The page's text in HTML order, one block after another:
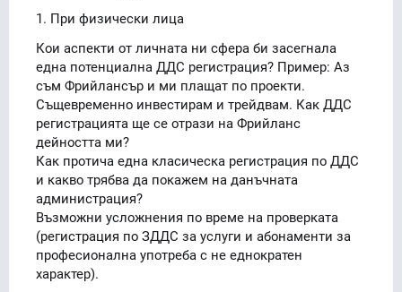
1. При физически лица
Кои аспекти от личната ни сфера би засегнала
една потенциална ДДС регистрация? Пример: Аз
съм Фрийлансър и ми плащат по проекти.
Същевременно инвестирам и трейдвам. Как ДДС
регистрацията ще се отрази на Фрийланс
дейността ми?
Как протича една класическа регистрация по ДДС
и какво трябва да покажем на данъчната
администрация?
Възможни усложнения по време на проверката
(регистрация по ЗДДС за услуги и абонаменти за
професионална употреба с не еднократен
характер).